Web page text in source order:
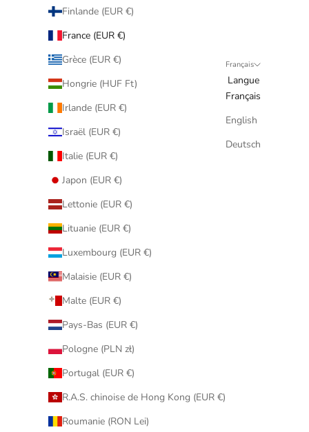
Finlande (EUR €)
France (EUR €)
Grèce (EUR €)
Hongrie (HUF Ft)
Irlande (EUR €)
Israël (EUR €)
Italie (EUR €)
Japon (EUR €)
Lettonie (EUR €)
Lituanie (EUR €)
Luxembourg (EUR €)
Malaisie (EUR €)
Malte (EUR €)
Pays-Bas (EUR €)
Pologne (PLN zł)
Portugal (EUR €)
R.A.S. chinoise de Hong Kong (EUR €)
Roumanie (RON Lei)
Français
Langue
Français
English
Deutsch